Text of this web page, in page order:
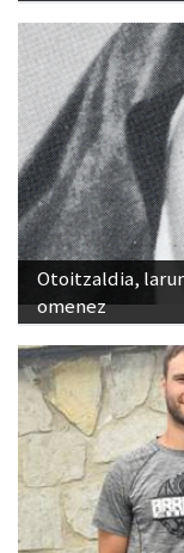
Otoitzaldia,
omenez